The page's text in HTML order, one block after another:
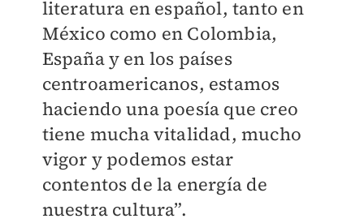
literatura en español, tanto en
México como en Colombia,
España y en los países
centroamericanos, estamos
haciendo una poesía que creo
tiene mucha vitalidad, mucho
vigor y podemos estar
contentos de la energía de
nuestra cultura”.